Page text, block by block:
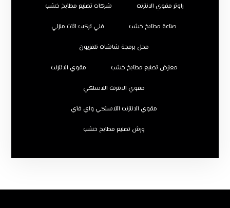
راوتر مقوي الانترنت شركات تصنيع مطابخ خشب
صناعة مطابخ خشب فني تركيب اثاث منزلي
محل برمجة شاشات تلفزيون
معارض تصنيع مطابخ خشب مقوي الانترنت
مقوي الانترنت اللاسلكي
مقوي الانترنت اللاسلكي واي فاي
ورش تصنيع مطابخ خشب